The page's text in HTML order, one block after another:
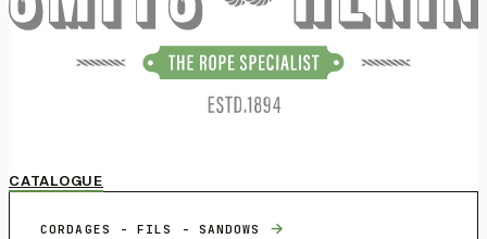
CATALOGUE
CORDAGES - FILS - SANDOWS →